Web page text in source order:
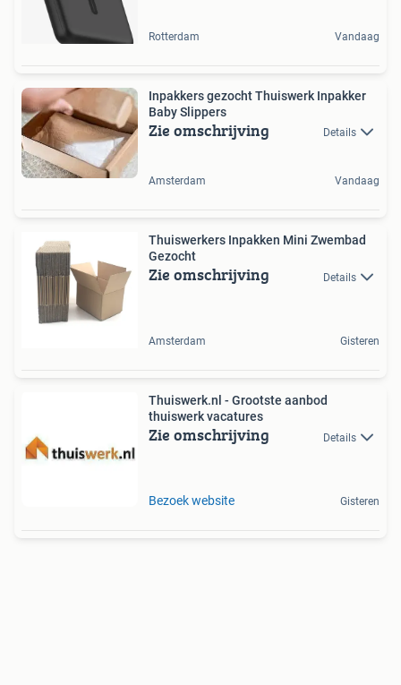
Rotterdam Vandaag
Inpakkers gezocht Thuiswerk Inpakker
Baby Slippers
Zie omschrijving Details
Amsterdam Vandaag
Thuiswerkers Inpakken Mini Zwembad
Gezocht
Zie omschrijving Details
Amsterdam Gisteren
Thuiswerk.nl - Grootste aanbod
thuiswerk vacatures
Zie omschrijving Details
Bezoek website Gisteren